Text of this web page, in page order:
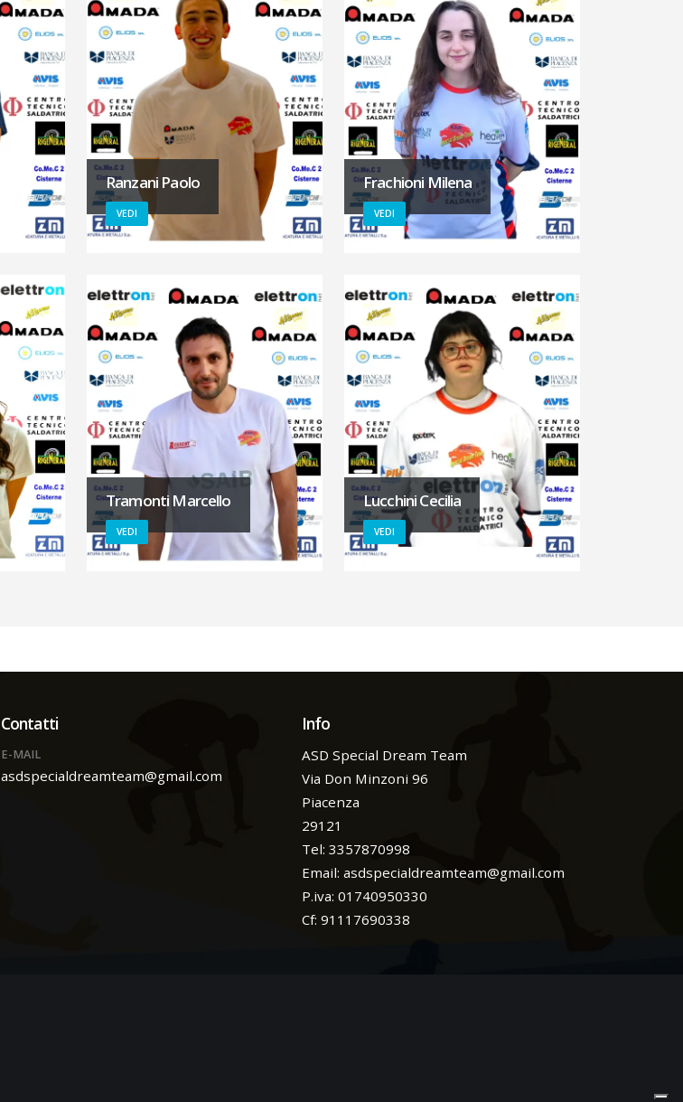
Ranzani Paolo
VEDI
Frachioni Milena
VEDI
Tramonti Marcello
VEDI
Lucchini Cecilia
VEDI
Contatti
E-MAIL
asdspecialdreamteam@gmail.com
Info
ASD Special Dream Team
Via Don Minzoni 96
Piacenza
29121
Tel: 3357870998
Email: asdspecialdreamteam@gmail.com
P.iva: 01740950330
Cf: 91117690338